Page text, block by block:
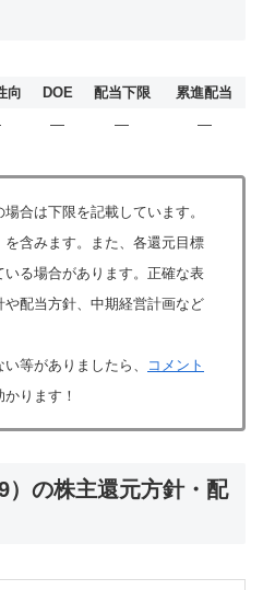
向 DOE 配当下限
累進配当
― ― ―
合は下限を記載しています。
を含みます。また、各還元目標
る場合があります。正確な表
配当方針、中期経営計画など
等がありましたら、
コメント
ります！
）の株主還元方針・配